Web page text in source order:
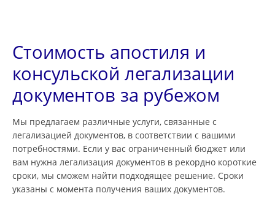
Стоимость апостиля и
консульской легализации
документов за рубежом
Мы предлагаем различные услуги, связанные с
легализацией документов, в соответствии с вашими
потребностями. Если у вас ограниченный бюджет или
вам нужна легализация документов в рекордно короткие
сроки, мы сможем найти подходящее решение. Сроки
указаны с момента получения ваших документов.